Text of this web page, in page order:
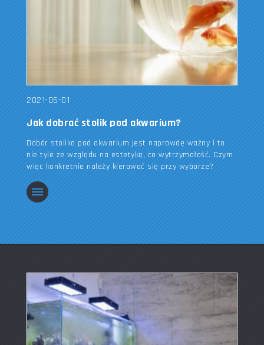
2021-06-01
Jak dobrać stolik pod akwarium?
Dobór stolika pod akwarium jest naprawdę ważny i to
nie tyle ze względu na estetykę, co wytrzymałość. Czym
więc konkretnie należy kierować się przy wyborze?